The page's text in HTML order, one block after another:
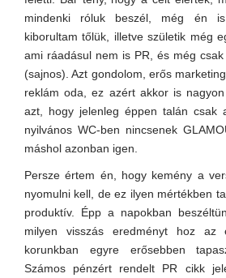
mindenki róluk beszél, még én
kiborultam tőlük, illetve születik még
ami ráadásul nem is PR, és még
(sajnos). Azt gondolom, erős
reklám oda, ez azért akkor is
azt, hogy jelenleg éppen talán csak
nyilvános WC-ben nincsenek
máshol azonban igen.
Persze értem én, hogy kemény a
nyomulni kell, de ez ilyen mértékben
produktív. Épp a napokban
milyen visszás eredményt hoz
korunkban egyre erősebben
Számos pénzért rendelt PR cikk